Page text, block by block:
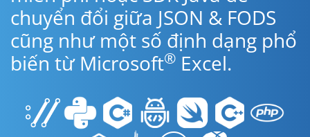
chuyển đổi giữa JSON & FODS
cũng như một số định dạng phổ
biến từ Microsoft® Excel.